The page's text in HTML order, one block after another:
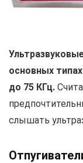
основных
до 75 КГц.
слышать